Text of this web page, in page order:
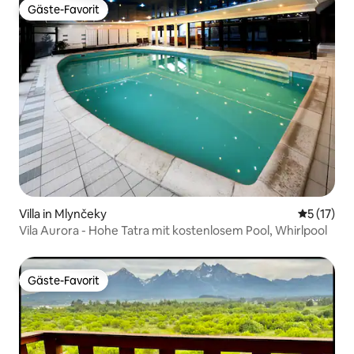
Gäste-Favorit
Gäste-Favorit
Villa in Mlynčeky
5 (17)
Vila Aurora - Hohe Tatra mit kostenlosem Pool, Whirlpool
Gäste-Favorit
Gäste-Favorit